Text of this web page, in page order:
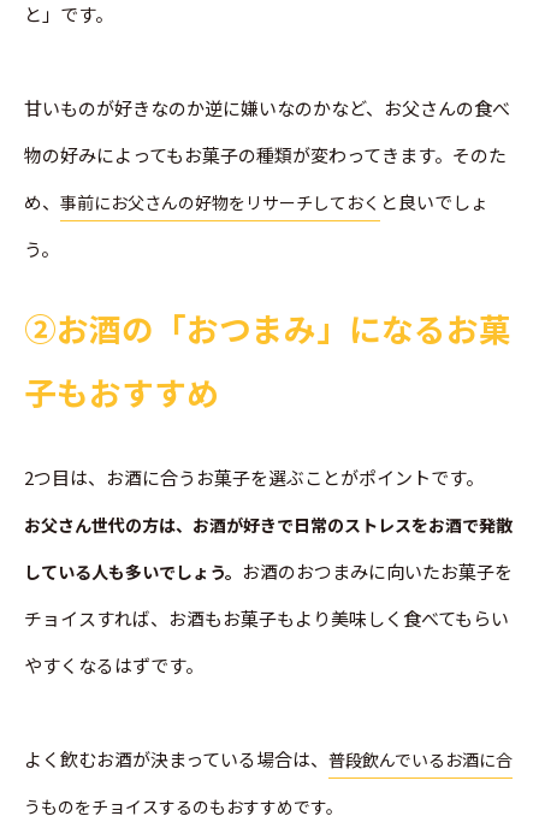
と」です。
甘いものが好きなのか逆に嫌いなのかなど、お父さんの食べ
物の好みによってもお菓子の種類が変わってきます。そのた
め、 事前にお父さんの好物をリサーチしておく と良いでしょ
う。
➁お酒の「おつまみ」になるお菓
子もおすすめ
2つ目は、お酒に合うお菓子を選ぶことがポイントです。
お父さん世代の方は、お酒が好きで日常のストレスをお酒で発散
している人も多いでしょう。 お酒のおつまみに向いたお菓子を
チョイスすれば、お酒もお菓子もより美味しく食べてもらい
やすくなるはずです。
よく飲むお酒が決まっている場合は、 普段飲んでいるお酒に合
うものをチョイスするのもおすすめです。